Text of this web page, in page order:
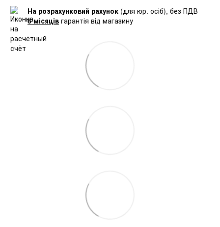
На розрахунковий рахунок (для юр. осіб), без ПДВ
6 місяців гарантія від магазину